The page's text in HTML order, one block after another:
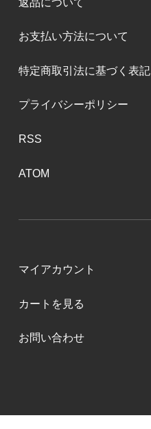
お支払い方法について
特定商取引法に基づく表記
プライバシーポリシー
RSS
ATOM
マイアカウント
カートを見る
お問い合わせ